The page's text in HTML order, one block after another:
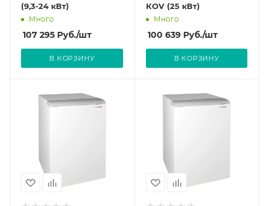
(9,3-24 кВт)
Много
107 295 Руб./шт
В КОРЗИНУ
КОV (25 кВт)
Много
100 639Руб./шт
В КОРЗИНУ